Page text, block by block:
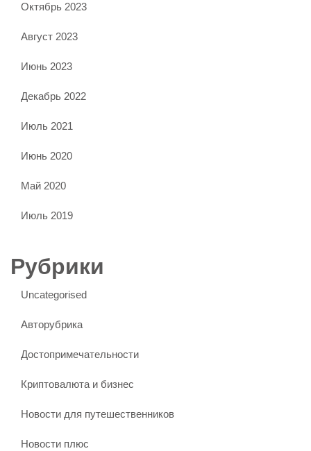
Октябрь 2023
Август 2023
Июнь 2023
Декабрь 2022
Июль 2021
Июнь 2020
Май 2020
Июль 2019
Рубрики
Uncategorised
Авторубрика
Достопримечательности
Криптовалюта и бизнес
Новости для путешественников
Новости плюс